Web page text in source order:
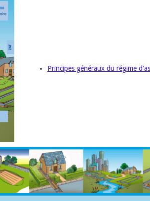
Principes généraux du régime